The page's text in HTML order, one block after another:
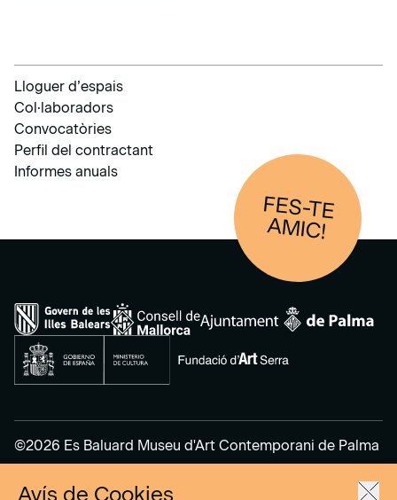
Lloguer d’espais
Col·laboradors
Convocatòries
Perfil del contractant
Informes anuals
FES-TE
AM
IC!
©2026 Es Baluard Museu d'Art Contemporani de Palma
Avís de Cookies